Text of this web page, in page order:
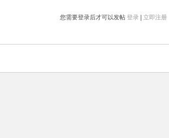
您需要登录后才可以发帖 登录 立即注册